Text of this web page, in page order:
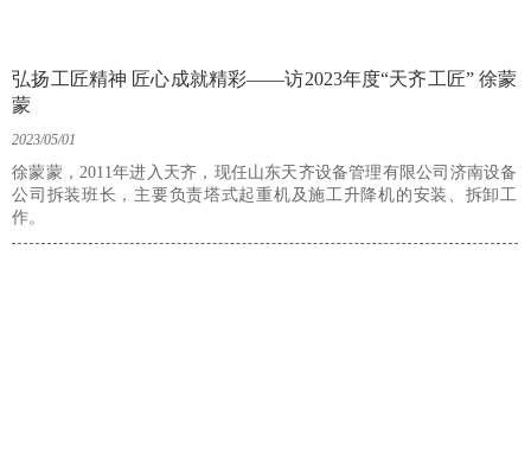
弘扬工匠精神 匠心成就精彩——访2023年度“天齐工匠” 徐蒙
蒙
2023/05/01
徐蒙蒙，2011年进入天齐，现任山东天齐设备管理有限公司济南设备
公司拆装班长，主要负责塔式起重机及施工升降机的安装、拆卸工
作。